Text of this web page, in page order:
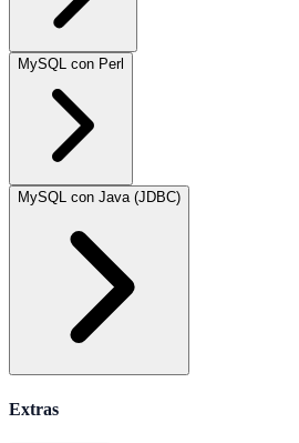
MySQL con Perl
MySQL con Java (JDBC)
Extras